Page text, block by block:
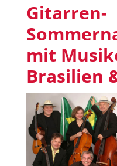
Gitarren-
mit
Brasilien